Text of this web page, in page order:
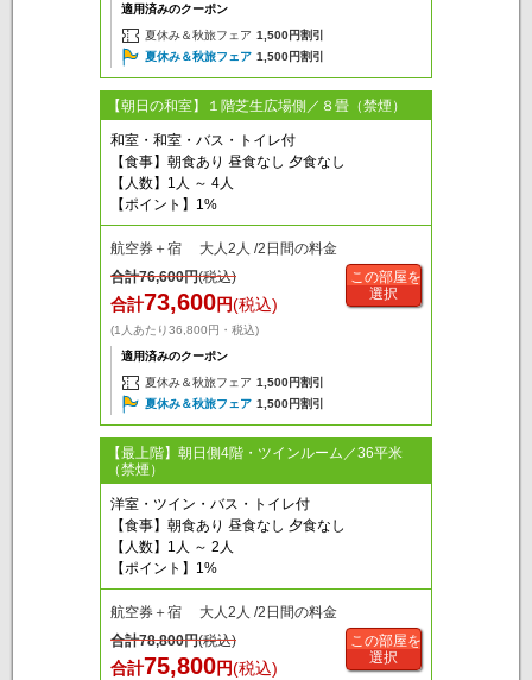
適用済みのクーポン
夏休み＆秋旅フェア 1,500円割引
夏休み＆秋旅フェア 1,500円割引
【朝日の和室】１階芝生広場側／８畳（禁煙）
和室・和室・バス・トイレ付
【食事】朝食あり 昼食なし 夕食なし
【人数】1人 ～ 4人
【ポイント】1%
航空券＋宿 大人2人 /2日間の料金
合計76,600円(税込)
合計73,600円(税込)
(1人あたり36,800円・税込)
適用済みのクーポン
夏休み＆秋旅フェア 1,500円割引
夏休み＆秋旅フェア 1,500円割引
この部屋を
選択
【最上階】朝日側4階・ツインルーム／36平米
（禁煙）
洋室・ツイン・バス・トイレ付
【食事】朝食あり 昼食なし 夕食なし
【人数】1人 ～ 2人
【ポイント】1%
航空券＋宿 大人2人 /2日間の料金
合計78,800円(税込)
合計75,800円(税込)
この部屋を
選択